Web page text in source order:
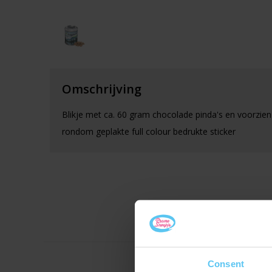
Consent
Omschrijving
Blikje met ca. 60 gram chocolade pinda's en
rondom geplakte full colour bedrukte sticker